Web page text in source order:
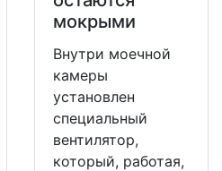
мокрыми
Внутри моечной
камеры
установлен
специальный
вентилятор,
который, работая,